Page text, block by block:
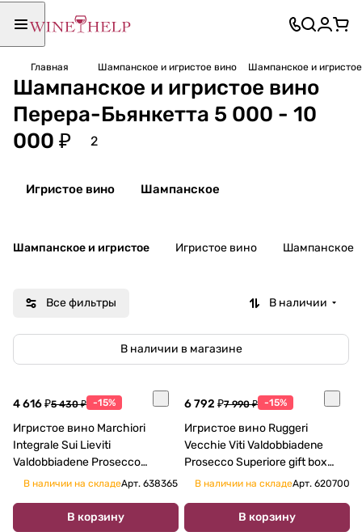
Главная Шампанское и игристое вино Шампанское и
Шампанское и игристое вино
Перера-Бьянкетта 5 000 - 10
000 ₽
2
Игристое вино Шампанское
Шампанское и игристое Игристое вино Шампанское
Все фильтры В наличии
В наличии в магазине
4 616 ₽5 430 ₽ -15%
Игристое вино Marchiori
Integrale Sui Lieviti
Valdobbiadene Prosecco
Superiore DOCG Brut Nature
В наличии на складеАрт. 638365
В корзину
6 792 ₽7 990 ₽ -15%
Игристое вино Ruggeri
Vecchie Viti Valdobbiadene
Prosecco Superiore gift box
2024 750 мл
В наличии на складеАрт. 620700
В корзину